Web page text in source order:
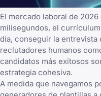
El mercado laboral de
milisegundos, el
día, conseguir la entrevista
reclutadores humanos
candidatos más exitosos
estrategia cohesiva.
A medida que navegamos